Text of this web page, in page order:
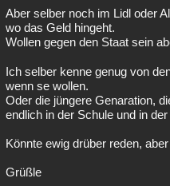
Aber selber noch im Lidl oder
wo das Geld hingeht.
Wollen gegen den Staat sein
Ich selber kenne genug von
wenn se wollen.
Oder die jüngere Genaration,
endlich in der Schule und in
Könnte ewig drüber reden,
Grüßle